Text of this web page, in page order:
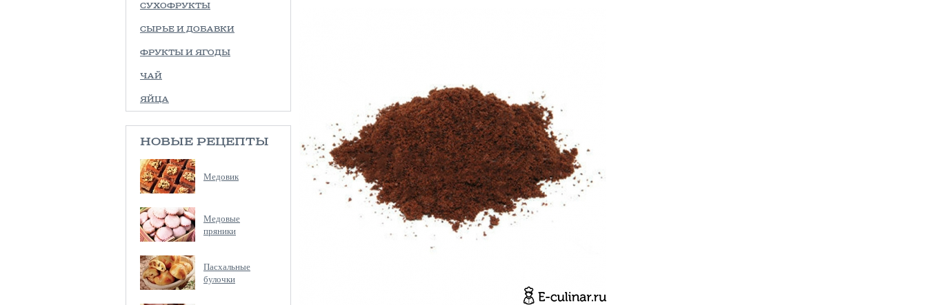
СУХОФРУКТЫ
СЫРЬЕ И ДОБАВКИ
ФРУКТЫ И ЯГОДЫ
ЧАЙ
ЯЙЦА
НОВЫЕ РЕЦЕПТЫ
Медовик
Медовые
пряники
Пасхальные
булочки